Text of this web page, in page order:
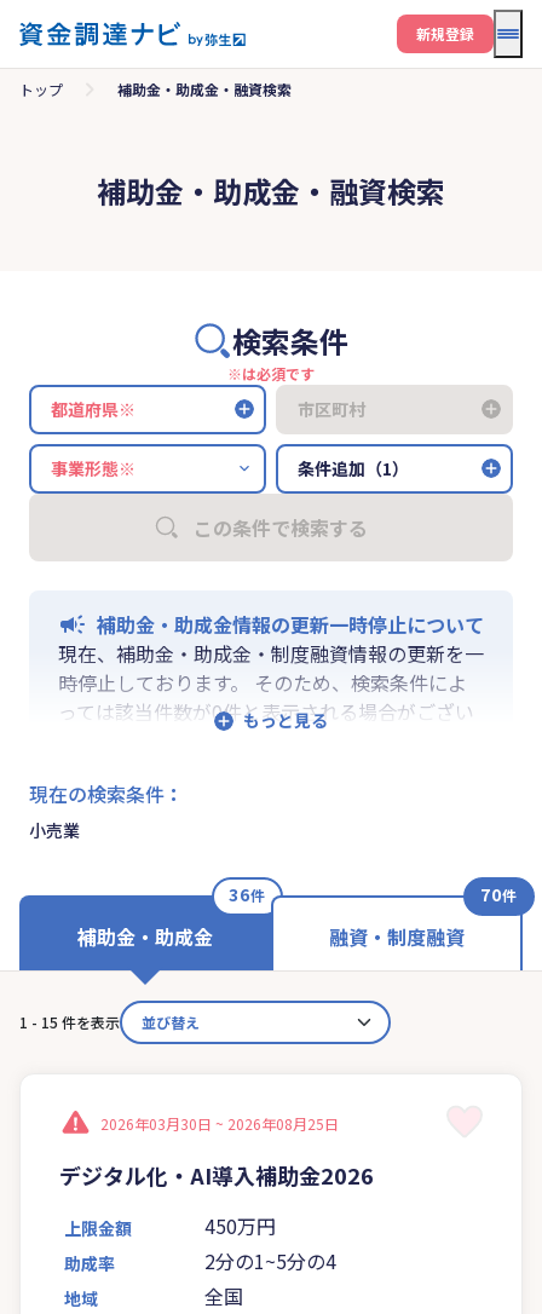
メ
新規登録
トップ 補助金・助成金・融資検索
補助金・助成金・融資検索
検索条件
※は必須です
都道府県※ 市区町村
条件追加（1）
この条件で検索する
補助金・助成金情報の更新一時停止について
現在、補助金・助成金・制度融資情報の更新を一
時停止しております。 そのため、検索条件によ
っては該当件数が0件と表示される場合がござい
ます。 ご迷惑をおかけしますが、更新再開まで
なお、融資情報、ならびに「学ぶ」「作る」「相
談する」の各機能は通常通りご利用いただけま
現在の検索条件 ：
小売業
補助金・助成金
36件
融資・制度融資
70件
1 - 15 件を表示
2026年03月30日 ~ 2026年08月25日
デジタル化・AI導入補助金2026
上限金額 450万円
助成率 2分の1~5分の4
地域 全国